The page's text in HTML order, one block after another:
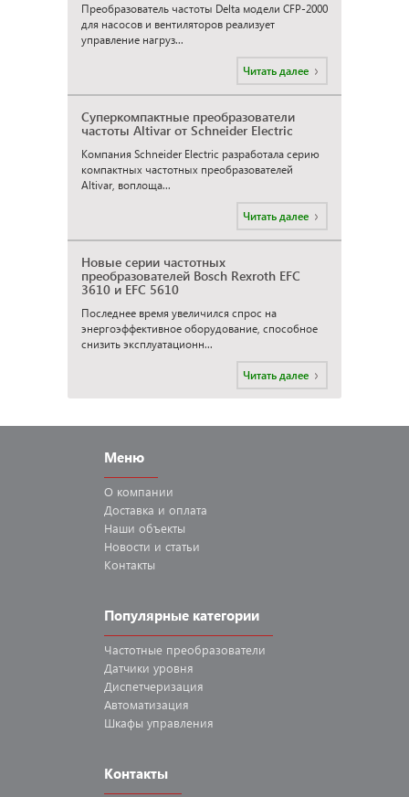
Преобразователь частоты Delta модели CFP-2000
для насосов и вентиляторов реализует
управление нагруз...
Читать далее
Суперкомпактные преобразователи
частоты Altivar от Schneider Electric
Компания Schneider Electric разработала серию
компактных частотных преобразователей
Altivar, воплоща...
Читать далее
Новые серии частотных
преобразователей Bosch Rexroth EFC
3610 и EFC 5610
Последнее время увеличился спрос на
энергоэффективное оборудование, способное
снизить эксплуатационн...
Читать далее
Меню
О компании
Доставка и оплата
Наши объекты
Новости и статьи
Контакты
Популярные категории
Частотные преобразователи
Датчики уровня
Диспетчеризация
Автоматизация
Шкафы управления
Контакты